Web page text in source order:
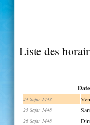
Liste des
Date
24 Safar 1448
25 Safar 1448
26 Safar 1448